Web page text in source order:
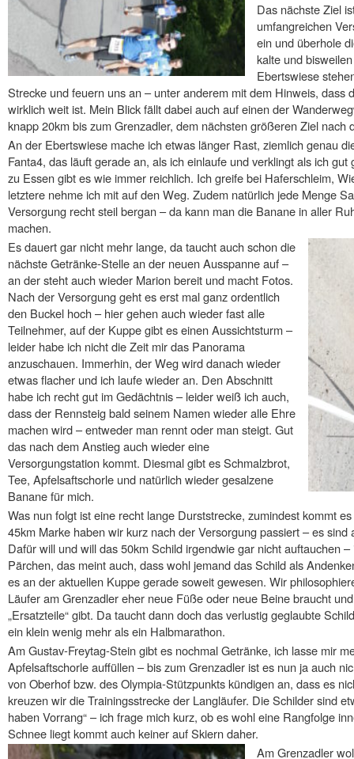
Das nächste Ziel
umfangreichen
ein und überhole
kalte und
Ebertswiese
Strecke und feuern uns an – unter anderem mit dem Hinweis, dass
wirklich weit ist. Mein Blick fällt dabei auch auf einen der
knapp 20km bis zum Grenzadler, dem nächsten größeren Ziel nach
An der Ebertswiese mache ich etwas länger Rast, ziemlich genau
Fanta4, das läuft gerade an, als ich einlaufe und verklingt als ich
zu Essen gibt es wie immer reichlich. Ich greife bei Haferschleim,
letztere nehme ich mit auf den Weg. Zudem natürlich jede Menge
Versorgung recht steil bergan – da kann man die Banane in aller
machen.
Es dauert gar nicht mehr lange, da taucht auch schon die
nächste Getränke-Stelle an der neuen Ausspanne auf –
an der steht auch wieder Marion bereit und macht Fotos.
Nach der Versorgung geht es erst mal ganz ordentlich
den Buckel hoch – hier gehen auch wieder fast alle
Teilnehmer, auf der Kuppe gibt es einen Aussichtsturm –
leider habe ich nicht die Zeit mir das Panorama
anzuschauen. Immerhin, der Weg wird danach wieder
etwas flacher und ich laufe wieder an. Den Abschnitt
habe ich recht gut im Gedächtnis – leider weiß ich auch,
dass der Rennsteig bald seinem Namen wieder alle Ehre
machen wird – entweder man rennt oder man steigt. Gut
das nach dem Anstieg auch wieder eine
Versorgungstation kommt. Diesmal gibt es Schmalzbrot,
Tee, Apfelsaftschorle und natürlich wieder gesalzene
Banane für mich.
Was nun folgt ist eine recht lange Durststrecke, zumindest kommt
45km Marke haben wir kurz nach der Versorgung passiert – es
Dafür will und will das 50km Schild irgendwie gar nicht auftauchen
Pärchen, das meint auch, dass wohl jemand das Schild als
es an der aktuellen Kuppe gerade soweit gewesen. Wir
Läufer am Grenzadler eher neue Füße oder neue Beine braucht
„Ersatzteile“ gibt. Da taucht dann doch das verlustig geglaubte
ein klein wenig mehr als ein Halbmarathon.
Am Gustav-Freytag-Stein gibt es nochmal Getränke, ich lasse mir
Apfelsaftschorle auffüllen – bis zum Grenzadler ist es nun ja auch
von Oberhof bzw. des Olympia-Stützpunkts kündigen an, dass es
kreuzen wir die Trainingsstrecke der Langläufer. Die Schilder sind
haben Vorrang“ – ich frage mich kurz, ob es wohl eine Rangfolge
Schnee liegt kommt auch keiner auf Skiern daher.
Am Grenzadler